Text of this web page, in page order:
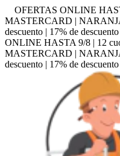
OFERTAS ONLINE
MASTERCARD |
descuento | 17% de
ONLINE HASTA 9/8 | 12
MASTERCARD |
descuento | 17% de